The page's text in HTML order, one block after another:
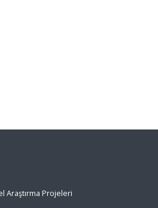
Araştırma Projeleri